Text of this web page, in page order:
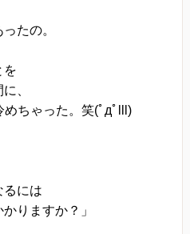
ご提供いただいた個人情
を希望される場合は、
やかに 対応させていただ
合には、お問い合わせを
ださい。
たの。
を
、
ちゃった。笑(ﾟдﾟlll)
るには
りますか？」